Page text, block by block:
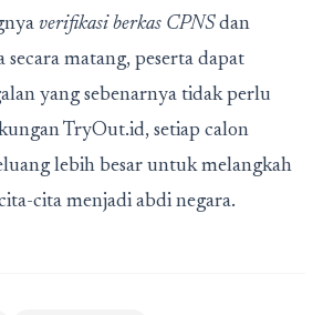
verifikasi berkas CPNSdan
matang, peserta dapat
yang sebenarnya tidak perlu
TryOut.id, setiap calon
lebih besar untuk melangkah
cita menjadi abdi negara.